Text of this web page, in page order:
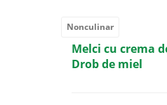
Nonculinar
Melci cu crema
Drob de miel